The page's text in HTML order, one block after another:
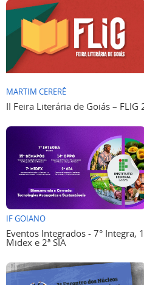
MARTIM CERERÊ
II Feira Literária de Goiás – FLIG
IF GOIANO
Eventos Integrados - 7° Integra,
Midex e 2ª SIA